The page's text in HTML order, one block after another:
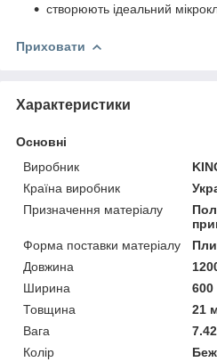
створюють ідеальний
Приховати
Характеристики
Основні
Виробник
Країна виробник
Призначення матеріалу
Форма поставки матеріалу
Довжина
Ширина
Товщина
21
Вага
Колір